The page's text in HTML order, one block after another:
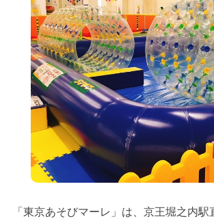
「東京あそびマーレ」は、京王堀之内